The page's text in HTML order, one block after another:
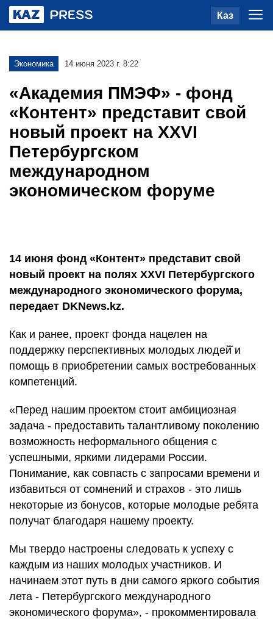
Каз
Экономика 14 июня 2023 г. 8:22
«Академия ПМЭФ» - фонд
«Контент» представит свой
новый проект на XXVI
Петербургском
международном
экономическом форуме
14 июня фонд «Контент» представит свой
новый проект на полях XXVI Петербургского
международного экономического форума,
передает DKNews.kz.
Как и ранее, проект фонда нацелен на
поддержку перспективных молодых людей̆ и
помощь в приобретении самых востребованных
компетенций.
«Перед нашим проектом стоит амбициозная
задача - предоставить талантливому поколению
возможность неформального общения с
успешными, яркими лидерами России.
Понимание, как совпасть с запросами времени и
избавиться от сомнений и страхов - это лишь
некоторые из бонусов, которые молодые ребята
получат благодаря нашему проекту.
Мы твердо настроены следовать к успеху с
каждым из наших молодых участников. И
начинаем этот путь в дни самого яркого события
лета - Петербургского международного
экономического форума», - прокомментировала